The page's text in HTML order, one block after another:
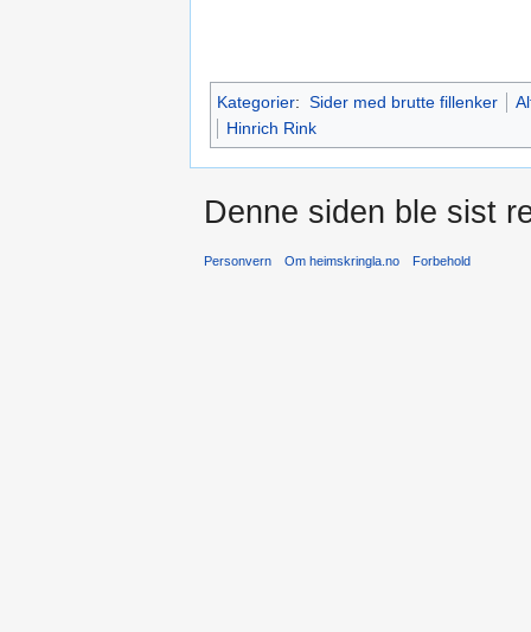
Kategorier: Sider med brutte fillenker
Hinrich Rink
Denne siden ble sist
Personvern Om heimskringla.no Forbehold